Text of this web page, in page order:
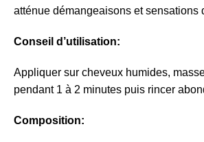
atténue démangeaisons et sensations
Conseil d’utilisation:
Appliquer sur cheveux humides,
pendant 1 à 2 minutes puis rincer
Composition: